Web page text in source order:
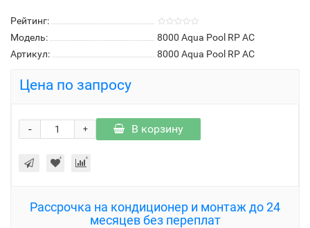
Рейтинг:
Модель:
8000 Aqua Pool RP AC
Артикул:
8000 Aqua Pool RP AC
Цена по запросу
+
- В корзину
Рассрочка на кондиционер и монтаж до 24
месяцев без переплат